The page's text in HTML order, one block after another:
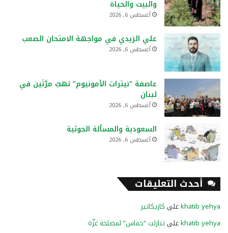
والبيت والحياة
أغسطس 6, 2026
علي الزيدي في مواجهة الامتحان الصعب
أغسطس 6, 2026
عاصفة “نيترات الأمونيوم” تهبّ مرَّتَين في
لبنان
أغسطس 6, 2026
السعودية والمسألة الحوثية
أغسطس 6, 2026
أحدث التعليقات
khatib yehyaعلى كاريكاتير
khatib yehyaعلى تنازلت “حماس” لمصلحة غزّة